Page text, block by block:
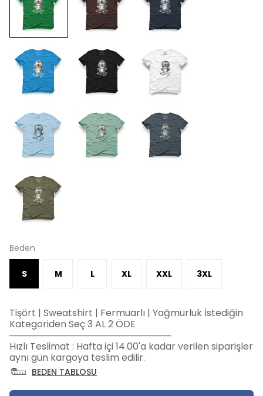
Beden
S M L XL XXL 3XL
Tişört | Sweatshirt | Fermuarlı | Yağmurluk İstediğin
Kategoriden Seç 3 AL 2 ÖDE
─────────────────────────
Hızlı Teslimat : Hafta içi 14.00'a kadar verilen siparişler
aynı gün kargoya teslim edilir.
BEDEN TABLOSU